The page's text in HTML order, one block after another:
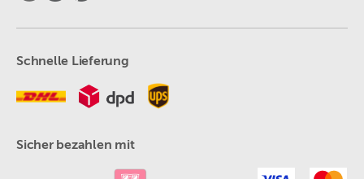
Schnelle Lieferung
Sicher bezahlen mit